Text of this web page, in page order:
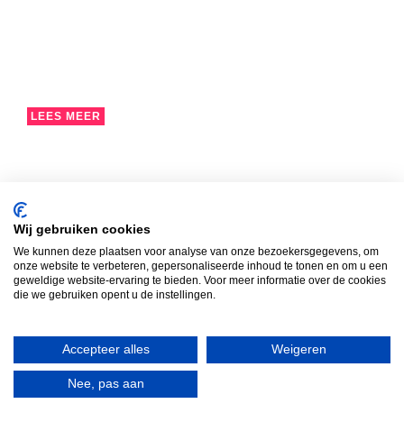
LEES MEER
In groep 3a stond rekenen deze week letterlijk in
beweging!
Wij gebruiken cookies
We kunnen deze plaatsen voor analyse van onze bezoekersgegevens, om
onze website te verbeteren, gepersonaliseerde inhoud te tonen en om u een
geweldige website-ervaring te bieden. Voor meer informatie over de cookies
die we gebruiken opent u de instellingen.
Accepteer alles Weigeren
Nee, pas aan